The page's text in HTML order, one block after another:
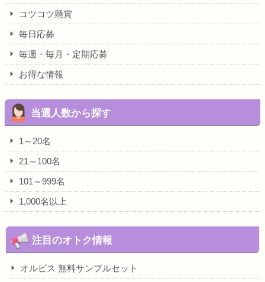
コツコツ懸賞
毎日応募
毎週・毎月・定期応募
お得な情報
当選人数から探す
1～20名
21～100名
101～999名
1,000名以上
注目のオトク情報
オルビス 無料サンプルセット